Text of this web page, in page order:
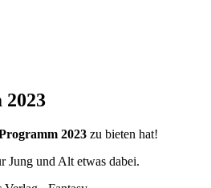
2023
2023 zu bieten hat!
Jung und Alt etwas dabei.